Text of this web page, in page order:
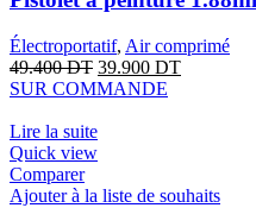
Électroportatif, Air comprimé
49.400DT 39.900 DT
SUR COMMANDE
Lire la suite
Quick view
Comparer
Ajouter à la liste de souhaits